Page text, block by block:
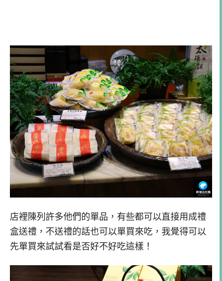
店裡陳列許多他們的單品，有些都可以直接用成禮
盒送禮，不送禮的話也可以單買來吃，我覺得可以
先單買來試試看是否好不好吃這樣！